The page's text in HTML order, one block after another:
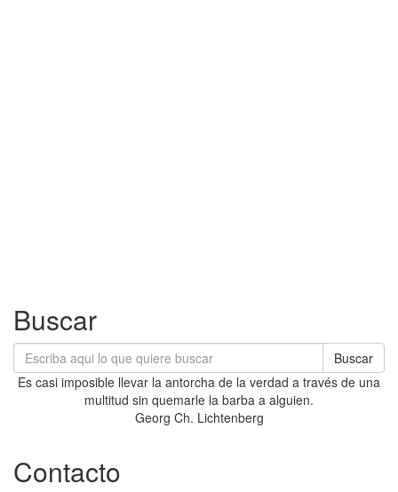
Buscar
Buscar
Es casi imposible llevar la antorcha de la verdad a través de una
multitud sin quemarle la barba a alguien.
Georg Ch. Lichtenberg
Contacto